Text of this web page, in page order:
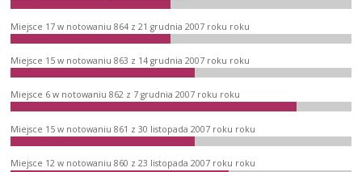
Miejsce 17 w notowaniu 864 z 21 grudnia 2007 roku roku
Miejsce 15 w notowaniu 863 z 14 grudnia 2007 roku roku
Miejsce 6 w notowaniu 862 z 7 grudnia 2007 roku roku
Miejsce 15 w notowaniu 861 z 30 listopada 2007 roku roku
Miejsce 12 w notowaniu 860 z 23 listopada 2007 roku roku